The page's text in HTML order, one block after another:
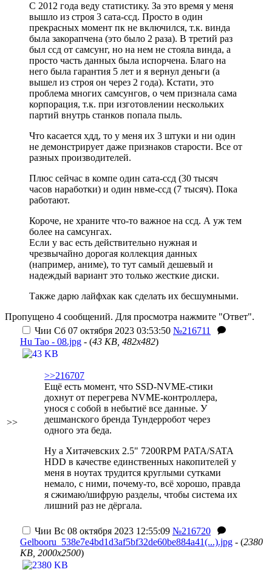
С 2012 года веду статистику. За это время у меня
вышло из строя 3 сата-ссд. Просто в один
прекрасных момент пк не включился, т.к. винда
была закорапчена (это было 2 раза). В третий раз
был ссд от самсунг, но на нем не стояла винда, а
просто часть данных была испорчена. Благо на
него была гарантия 5 лет и я вернул деньги (а
вышел из строя он через 2 года). Кстати, это
проблема многих самсунгов, о чем признала сама
корпорация, т.к. при изготовлении нескольких
партий внутрь станков попала пыль.
Что касается хдд, то у меня их 3 штуки и ни один
не демонстрирует даже признаков старости. Все от
разных производителей.
Плюс сейчас в компе один сата-ссд (30 тысяч
часов наработки) и один нвме-ссд (7 тысяч). Пока
работают.
Короче, не храните что-то важное на ссд. А уж тем
более на самсунгах.
Если у вас есть действительно нужная и
чрезвычайно дорогая коллекция данных
(например, аниме), то тут самый дешевый и
надеждый вариант это только жесткие диски.
Также дарю лайфхак как сделать их бесшумными.
Пропущено 4 сообщений. Для просмотра нажмите "Ответ".
>>
Чии Сб 07 октября 2023 03:53:50 №216711
Hu Tao - 08.jpg - (43 KB, 482x482)
>>216707
Ещё есть момент, что SSD-NVME-стики
дохнут от перегрева NVME-контроллера,
унося с собой в небытиё все данные. У
дешманского бренда Тундерробот через
одного эта беда.
Ну а Хитачевских 2.5" 7200RPM PATA/SATA
HDD в качестве единственных накопителей у
меня в ноутах трудится круглыми сутками
немало, с ними, почему-то, всё хорошо, правда
я сжимаю/шифрую разделы, чтобы система их
лишний раз не дёргала.
Чии Вс 08 октября 2023 12:55:09 №216720
Gelbooru_538e7e4bd1d3af5bf32de60be884a41(...).jpg - (2380
KB, 2000x2500)